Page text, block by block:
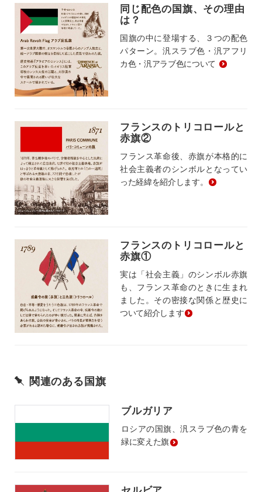
同じ配色の国旗、その理由
は？
国旗の中に登場する、３つの配色
パターン。汎スラブ色・汎アフリ
カ色・汎アラブ色について
フランスのトリコロールと
赤旗②
フランス革命後、赤旗が本格的に
社会主義者のシンボルとなってい
った経緯を紹介します。
フランスのトリコロールと
赤旗①
実は「社会主義」のシンボル赤旗
も、フランス革命のときに生まれ
ました。その密接な関係と歴史に
ついて紹介します
関連のある国旗
ブルガリア
ロシアの国旗、汎スラブ色の青を
緑に変えた旗